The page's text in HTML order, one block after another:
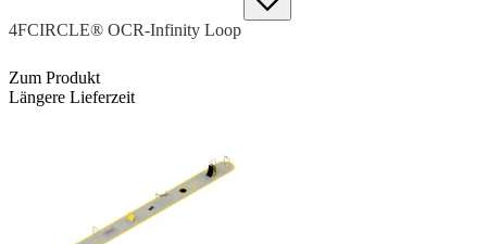
4FCIRCLE® OCR-Infinity Loop
Zum Produkt
Längere Lieferzeit